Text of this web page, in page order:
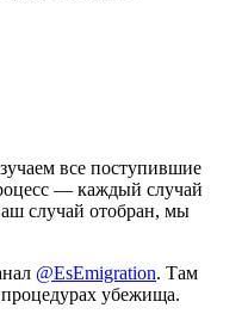
все поступившие
— каждый случай
случай отобран, мы
@EsEmigration. Там
убежища.